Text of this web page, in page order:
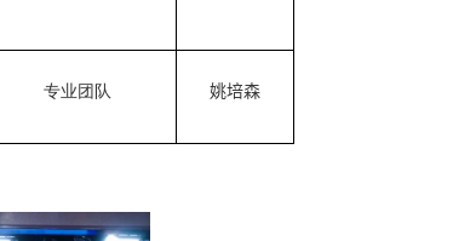
专业团队 姚培森